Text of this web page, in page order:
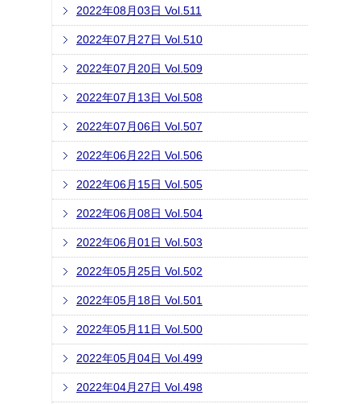
2022年08月03日 Vol.511
2022年07月27日 Vol.510
2022年07月20日 Vol.509
2022年07月13日 Vol.508
2022年07月06日 Vol.507
2022年06月22日 Vol.506
2022年06月15日 Vol.505
2022年06月08日 Vol.504
2022年06月01日 Vol.503
2022年05月25日 Vol.502
2022年05月18日 Vol.501
2022年05月11日 Vol.500
2022年05月04日 Vol.499
2022年04月27日 Vol.498